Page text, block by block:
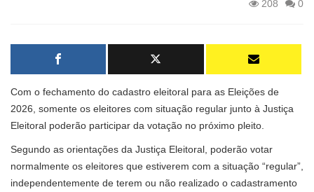
208
0
Com o fechamento do cadastro eleitoral para as Eleições de
2026, somente os eleitores com situação regular junto à Justiça
Eleitoral poderão participar da votação no próximo pleito.
Segundo as orientações da Justiça Eleitoral, poderão votar
normalmente os eleitores que estiverem com a situação “regular”,
independentemente de terem ou não realizado o cadastramento